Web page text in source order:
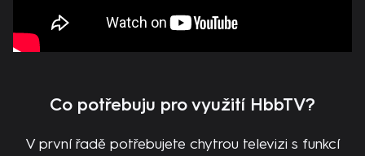
Co potřebuju pro využití HbbTV?
V první řadě potřebujete chytrou televizi s funkcí